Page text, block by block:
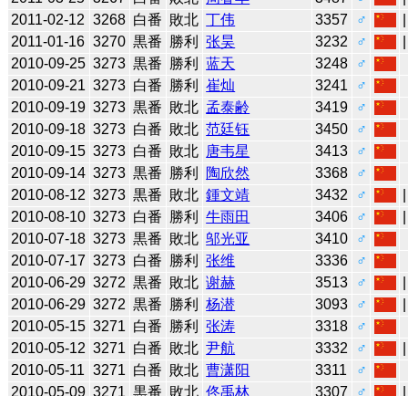
2011-02-12 3268 白番 敗北 丁伟 3357 ♂
2011-01-16 3270 黒番 勝利 张昊 3232 ♂
2010-09-25 3273 黒番 勝利 蓝天 3248
♂
2010-09-21 3273 白番 勝利 崔灿 3241
♂
2010-09-19 3273 黒番 敗北 孟泰齢 3419
♂
2010-09-18 3273 白番 敗北 范廷钰 3450
♂
2010-09-15 3273 白番 敗北 唐韦星 3413
♂
2010-09-14 3273 黒番 勝利 陶欣然 3368
♂
2010-08-12 3273 黒番 敗北 鍾文靖 3432 ♂
2010-08-10 3273 白番 勝利 牛雨田 3406 ♂
2010-07-18 3273 黒番 敗北 邬光亚 3410
♂
2010-07-17 3273 白番 勝利 张维 3336
♂
2010-06-29 3272 黒番 敗北 谢赫 3513 ♂
2010-06-29 3272 黒番 勝利 杨潜 3093 ♂
2010-05-15 3271 白番 勝利 张涛 3318
♂
2010-05-12 3271 白番 敗北 尹航 3332 ♂
2010-05-11 3271 白番 敗北 曹潇阳 3311
♂
2010-05-09 3271 黒番 敗北 佟禹林 3307 ♂